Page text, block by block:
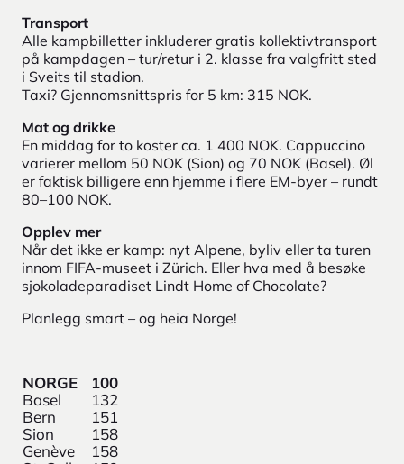
Transport
Alle kampbilletter inkluderer gratis kollektivtransport
på kampdagen – tur/retur i 2. klasse fra valgfritt sted
i Sveits til stadion.
Taxi? Gjennomsnittspris for 5 km: 315 NOK.
Mat og drikke
En middag for to koster ca. 1 400 NOK. Cappuccino
varierer mellom 50 NOK (Sion) og 70 NOK (Basel). Øl
er faktisk billigere enn hjemme i flere EM-byer – rundt
80–100 NOK.
Opplev mer
Når det ikke er kamp: nyt Alpene, byliv eller ta turen
innom FIFA-museet i Zürich. Eller hva med å besøke
sjokoladeparadiset Lindt Home of Chocolate?
Planlegg smart – og heia Norge!
NORGE
100
Basel
132
Bern
151
Sion
158
Genève
158